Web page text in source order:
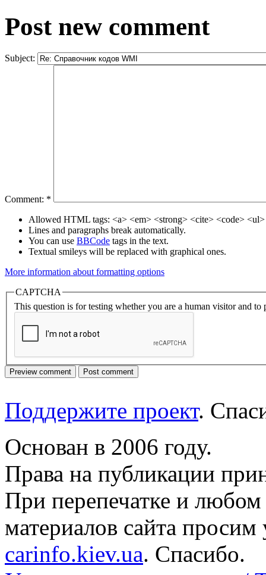
Post new comment
Subject:
Comment: *
Allowed HTML tags: <a> <em> <strong> <cite> <code>
Lines and paragraphs break automatically.
You can use BBCode tags in the text.
Textual smileys will be replaced with graphical ones.
More information about formatting options
CAPTCHA
This question is for testing whether you are a human visitor and to
Поддержите проект.
Основан в 2006 году.
Права на публикации
При перепечатке и
материалов сайта просим
carinfo.kiev.ua. Спасибо.